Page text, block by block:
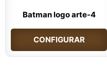
Batman logo arte-4
CONFIGURAR